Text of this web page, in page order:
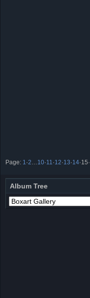
Page: 1 ·2 10·11 ·12·13·14·15·
Album Tree